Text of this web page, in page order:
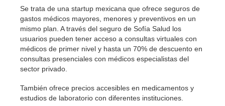
Se trata de una startup mexicana que ofrece seguros de
gastos médicos mayores, menores y preventivos en un
mismo plan. A través del seguro de Sofía Salud los
usuarios pueden tener acceso a consultas virtuales con
médicos de primer nivel y hasta un 70% de descuento en
consultas presenciales con médicos especialistas del
sector privado.
También ofrece precios accesibles en medicamentos y
estudios de laboratorio con diferentes instituciones.